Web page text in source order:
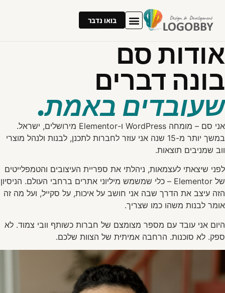
בואו נדבר
אודות סם
בונה דברים
שעובדים באמת.
אני סם – מומחה WordPress ו-Elementor מירושלים, ישראל.
במשך יותר מ-15 שנה אני עוזר לחברות לתכנן, לבנות ולנהל מוצרי
ווב שמניבים תוצאות.
לפני שיצאתי לעצמאות, ניהלתי את ספריית העיצובים והטמפלייטים
של Elementor – כלי שמשמש מיליוני אתרים ברחבי העולם. הניסיון
הזה עיצב את הדרך שבה אני חושב על איכות, על סקייל, ועל מה זה
אומר לבנות משהו כמו שצריך.
היום אני עובד עם מספר מצומצם של חברות כשותף וובי צמוד. לא
ספק. לא סוכנות. הרחבה אמיתית של הצוות שלכם.